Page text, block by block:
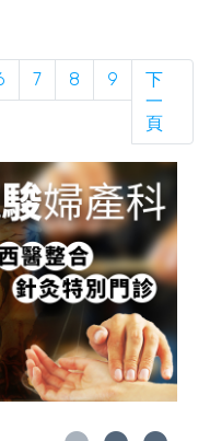
7 8 9
下
一
頁